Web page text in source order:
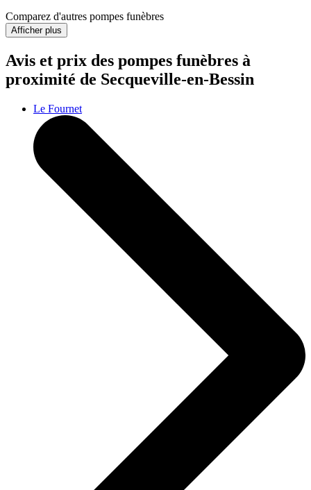
Comparez d'autres pompes funèbres
Afficher plus
Avis et prix des pompes funèbres à
proximité de Secqueville-en-Bessin
Le Fournet